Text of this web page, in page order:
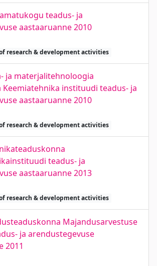
teadus- ja
aastaaruanne 2010
research & development activities
ja materjalitehnoloogia
instituudi teadus- ja
aastaaruanne 2010
research & development activities
teadus- ja
aastaaruanne 2013
research & development activities
Majandusarvestuse
ja arendustegevuse
2011